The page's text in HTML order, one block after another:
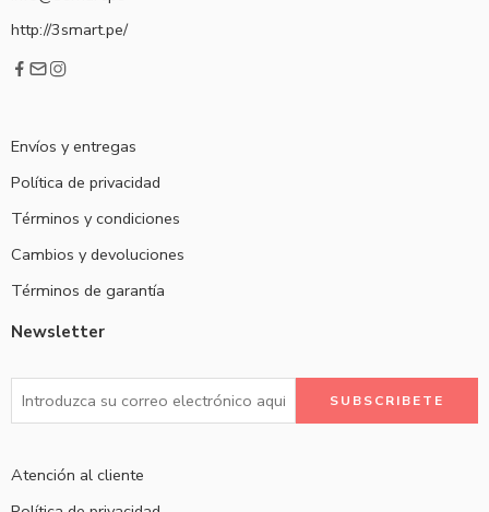
http://3smart.pe/
Envíos y entregas
Política de privacidad
Términos y condiciones
Cambios y devoluciones
Términos de garantía
Newsletter
Atención al cliente